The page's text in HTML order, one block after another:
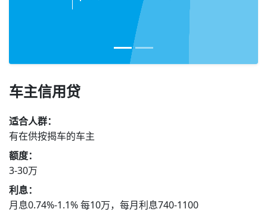
车主信用贷
适合人群：
有在供按揭车的车主
额度：
3-30万
利息：
月息0.74%-1.1% 每10万，每月利息740-1100